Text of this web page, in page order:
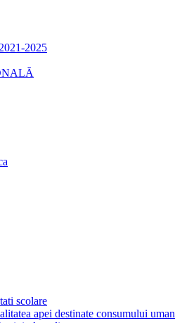
2025
scolare
apei destinate consumului uman